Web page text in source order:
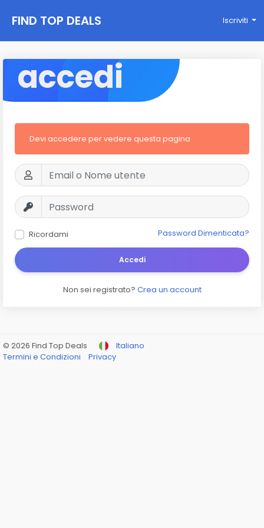
FIND TOP DEALS Iscriviti
accedi
Devi accedere per vedere questa pagina
Ricordami Password Dimenticata?
Accedi
Non sei registrato? Crea un account
© 2026 Find Top Deals
Italiano
Termini e Condizioni
Privacy